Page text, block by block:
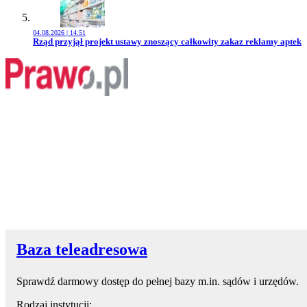
04.08.2026 | 14:51
Przejdź do artykułu:
Rząd przyjął projekt ustawy znoszący całkowity zakaz reklamy aptek
Baza teleadresowa
Sprawdź darmowy dostęp do pełnej bazy m.in. sądów i urzędów.